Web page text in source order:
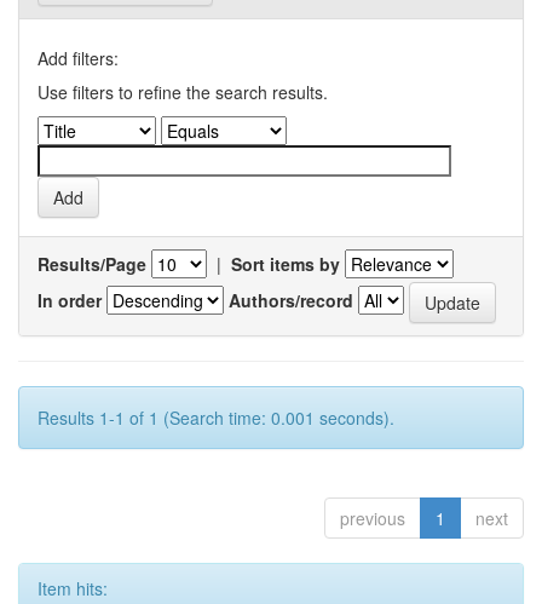
Add filters:
Use filters to refine the search results.
Results/Page | Sort items by
In order
Authors/record
Results 1-1 of 1 (Search time: 0.001 seconds).
previous 1 next
Item hits: